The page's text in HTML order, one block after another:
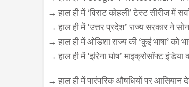
→ हाल ही में ‘विराट कोहली’ टेस्ट सीरीज में
→ हाल ही में ‘उत्तर प्रदेश’ राज्य सरकार ने
→ हाल ही में ओडिशा राज्य की ‘कुई भाषा’ को
→ हाल ही में ‘इरिना घोष’ माइक्रोसॉफ्ट
→ हाल ही में पारंपरिक औषधियों पर आसियान